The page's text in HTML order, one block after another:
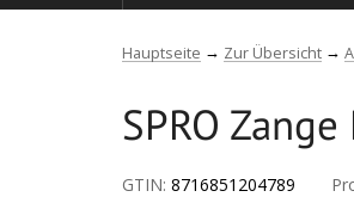
Hauptseite Zur Übersicht
SPRO
GTIN: 8716851204789